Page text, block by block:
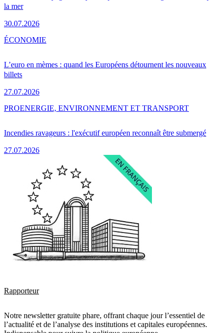
la mer
30.07.2026
L’euro en mèmes : quand les Européens détournent les nouveaux
billets
27.07.2026
ÉCONOMIE
Incendies ravageurs : l'exécutif européen reconnaît être submergé
27.07.2026
PROENERGIE, ENVIRONNEMENT ET TRANSPORT
Rapporteur
Notre newsletter gratuite phare, offrant chaque jour l’essentiel de
l’actualité et de l’analyse des institutions et capitales européennes.